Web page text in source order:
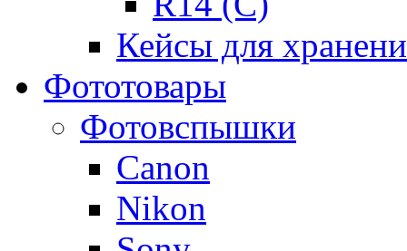
Кейсы для
Фототовары
Фотовспышки
Canon
Nikon